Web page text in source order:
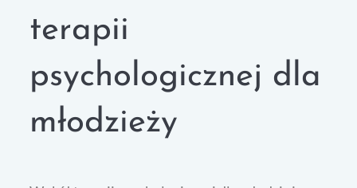
terapii
psychologicznej dla
młodzieży